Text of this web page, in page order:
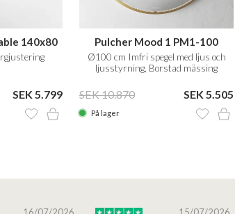
140x80
SEK 5.799
Pulcher Mood 1 PM1-100
Ø100 cm Imfri spegel med ljus och
ljusstyrning, Borstad mässing
SEK 10.870 SEK 5.505
På lager